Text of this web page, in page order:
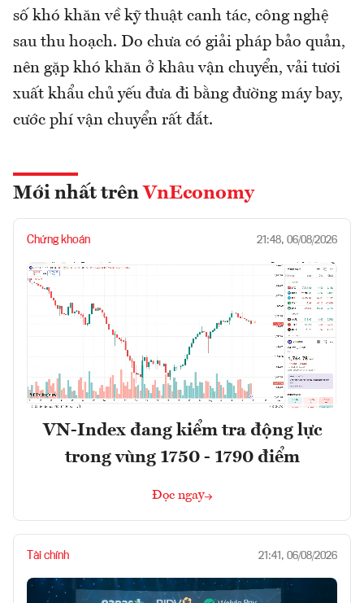
số khó khăn về kỹ thuật canh tác, công nghệ
sau thu hoạch. Do chưa có giải pháp bảo quản,
nên gặp khó khăn ở khâu vận chuyển, vải tươi
xuất khẩu chủ yếu đưa đi bằng đường máy bay,
cước phí vận chuyển rất đắt.
Mới nhất trên VnEconomy
Chứng khoán 21:48, 06/08/2026
VN-Index đang kiểm tra động lực
trong vùng 1750 - 1790 điểm
Đọc ngay
Tài chính 21:41, 06/08/2026